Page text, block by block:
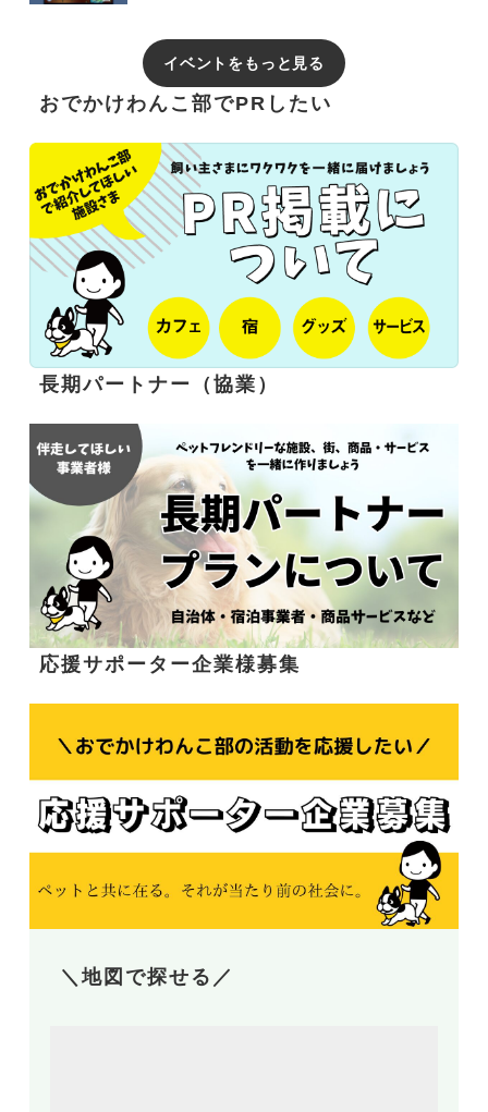
イベントをもっと見る
おでかけわんこ部でPRしたい
長期パートナー（協業）
応援サポーター企業様募集
＼地図で探せる／